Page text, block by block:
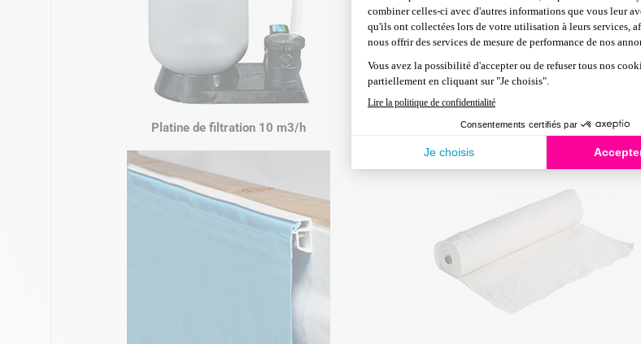
Platine de filtration 10 m3/h Échelle bois